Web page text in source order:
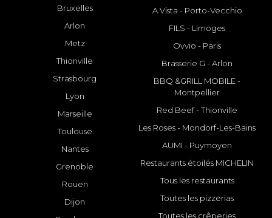
Bruxelles
Arlon
Metz
Thionville
Strasbourg
Lyon
Marseille
Toulouse
Nantes
Grenoble
Rouen
Dijon
A Vista - Porto-Vecchio
FILS - Limoges
Ovvio - Paris
Brasserie G - Arlon
BBQ &GRILL MOBILE -
Montpellier
Red Beef - Thionville
Les Roses - Mondorf-Les-Bains
AUMI - Puymoyen
Restaurants étoilés MICHELIN
Tous les restaurants
Toutes les pizzerias
Toutes les crêperies